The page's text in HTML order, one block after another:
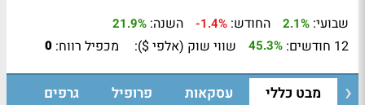
שבועי: 2.1% החודש: -1.4% השנה: 21.9%
12 חודשים: 45.3% שווי שוק (אלפי $): מכפיל רווח: 0
מבט כללי עסקאות פרופיל גרפים